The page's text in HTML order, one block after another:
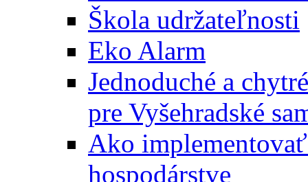
Škola udržateľnosti
Eko Alarm
Jednoduché a
pre Vyšehradské
Ako
hospodárstve